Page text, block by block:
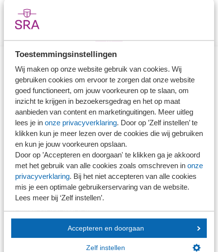
Toestemmingsinstellingen
Wij maken op onze website gebruik van cookies. Wij
gebruiken cookies om ervoor te zorgen dat onze website
goed functioneert, om jouw voorkeuren op te slaan, om
inzicht te krijgen in bezoekersgedrag en het op maat
aanbieden van content en marketinguitingen. Meer uitleg
lees je in onze privacyverklaring. Door op ’Zelf instellen’ te
klikken kun je meer lezen over de cookies die wij gebruiken
en kun je jouw voorkeuren opslaan.
Door op ’Accepteren en doorgaan' te klikken ga je akkoord
met het gebruik van alle cookies zoals omschreven in onze
privacyverklaring. Bij het niet accepteren van alle cookies
mis je een optimale gebruikerservaring van de website.
Lees meer bij ‘Zelf instellen’.
Accepteren en doorgaan
Zelf instellen
Direct naar
Stel je vaktechnische vraag
Branche in Zicht
Dossiers
Kantoorvinder
Nieuwsbank
Handige links
Veilig bestanden delen
SRA-gecertificeerd
Werken bij SRA